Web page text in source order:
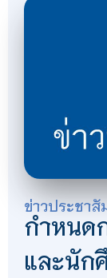
ข่าวประชา
กำหนด
และนัก